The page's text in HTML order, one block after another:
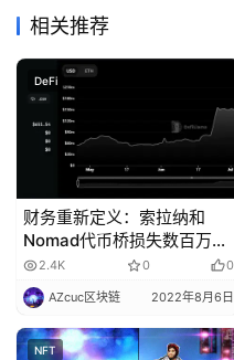
相关推荐
DeFi
财务重新定义：索拉纳和
Nomad代币桥损失数百万美
元成为牺牲品
2.4K 0 0
AZcuc区块链 2022年8月6日
NFT